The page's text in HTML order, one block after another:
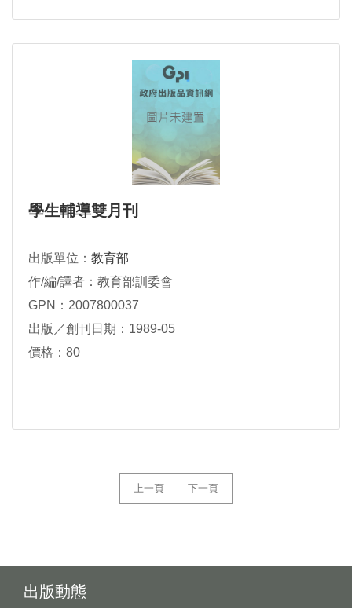
學生輔導雙月刊
出版單位： 教育部
作/編/譯者：教育部訓委會
GPN：2007800037
出版／創刊日期：1989-05
價格：80
上一頁 下一頁
出版動態